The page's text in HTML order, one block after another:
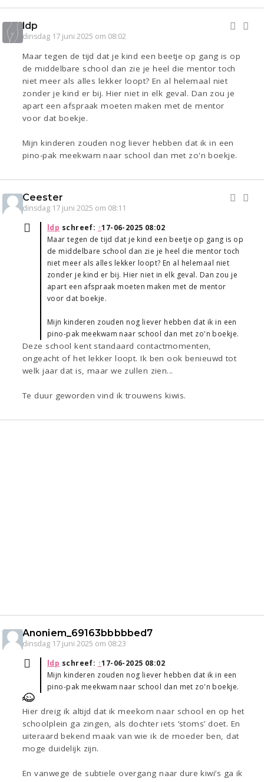
ldp
dinsdag 17 juni 2025 om 08:02
Maar tegen de tijd dat je kind een beetje op gang is op
de middelbare school dan zie je heel die mentor toch
niet meer als alles lekker loopt? En al helemaal niet
zonder je kind er bij. Hier niet in elk geval. Dan zou je
apart een afspraak moeten maken met de mentor
voor dat boekje.
Mijn kinderen zouden nog liever hebben dat ik in een
pino-pak meekwam naar school dan met zo'n boekje.
Ceester
dinsdag 17 juni 2025 om 08:11
ldp schreef: ↑17-06-2025 08:02
Maar tegen de tijd dat je kind een beetje op gang is op
de middelbare school dan zie je heel die mentor toch
niet meer als alles lekker loopt? En al helemaal niet
zonder je kind er bij. Hier niet in elk geval. Dan zou je
apart een afspraak moeten maken met de mentor
voor dat boekje.
Mijn kinderen zouden nog liever hebben dat ik in een
pino-pak meekwam naar school dan met zo'n boekje.
Deze school kent standaard contactmomenten,
ongeacht of het lekker loopt. Ik ben ook benieuwd tot
welk jaar dat is, maar we zullen zien...
Te duur geworden vind ik trouwens kiwis.
Anoniem_69163bbbbbed7
dinsdag 17 juni 2025 om 08:23
ldp schreef: ↑17-06-2025 08:02
Mijn kinderen zouden nog liever hebben dat ik in een
pino-pak meekwam naar school dan met zo'n boekje.
Hier dreig ik altijd dat ik meekom naar school en op het
schoolplein ga zingen, als dochter iets ‘stoms’ doet. En
uiteraard bekend maak van wie ik de moeder ben, dat
moge duidelijk zijn.
En vanwege de subtiele overgang naar dure kiwi’s ga ik